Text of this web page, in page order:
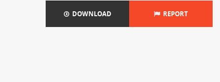
DOWNLOAD REPORT